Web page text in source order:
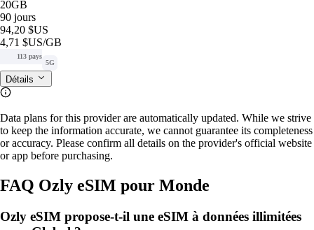
20GB
90 jours
94,20 $US
4,71 $US/GB
113 pays
5G
Détails
Data plans for this provider are automatically updated. While we strive
to keep the information accurate, we cannot guarantee its completeness
or accuracy. Please confirm all details on the provider's official website
or app before purchasing.
FAQ Ozly eSIM pour Monde
Ozly eSIM propose-t-il une eSIM à données illimitées